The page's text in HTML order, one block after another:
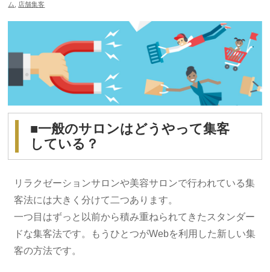
ム
店舗集客
■一般のサロンはどうやって集客
している？
リラクゼーションサロンや美容サロンで行われている集
客法には大きく分けて二つあります。
一つ目はずっと以前から積み重ねられてきたスタンダー
ドな集客法です。もうひとつがWebを利用した新しい集
客の方法です。